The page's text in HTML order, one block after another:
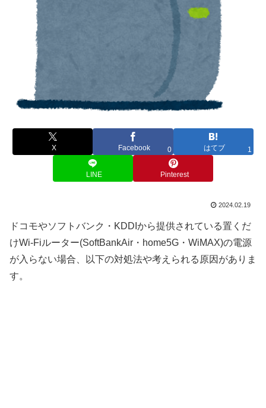
X Facebook 0 はてブ 1
LINE Pinterest
2024.02.19
ドコモやソフトバンク・KDDIから提供されている置くだ
けWi-Fiルーター(SoftBankAir・home5G・WiMAX)の電源
が入らない場合、以下の対処法や考えられる原因がありま
す。